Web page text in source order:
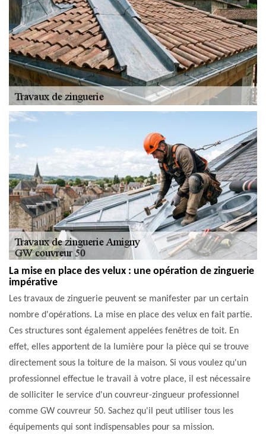
La mise en place des velux : une opération de zinguerie
impérative
Les travaux de zinguerie peuvent se manifester par un certain
nombre d'opérations. La mise en place des velux en fait partie.
Ces structures sont également appelées fenêtres de toit. En
effet, elles apportent de la lumière pour la pièce qui se trouve
directement sous la toiture de la maison. Si vous voulez qu'un
professionnel effectue le travail à votre place, il est nécessaire
de solliciter le service d'un couvreur-zingueur professionnel
comme GW couvreur 50. Sachez qu'il peut utiliser tous les
équipements qui sont indispensables pour sa mission.